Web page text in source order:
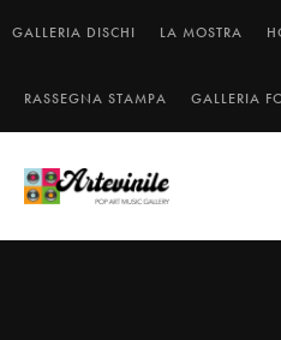
GALLERIA DISCHI LA MOSTRA
RASSEGNA STAMPA GALLERIA